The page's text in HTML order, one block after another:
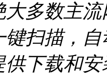
大多数主
键扫描，
供下载和